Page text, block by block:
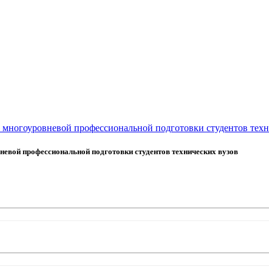
профессиональной подготовки студентов
профессиональной подготовки студентов технических вузов